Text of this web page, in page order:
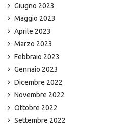
Giugno 2023
Maggio 2023
Aprile 2023
Marzo 2023
Febbraio 2023
Gennaio 2023
Dicembre 2022
Novembre 2022
Ottobre 2022
Settembre 2022